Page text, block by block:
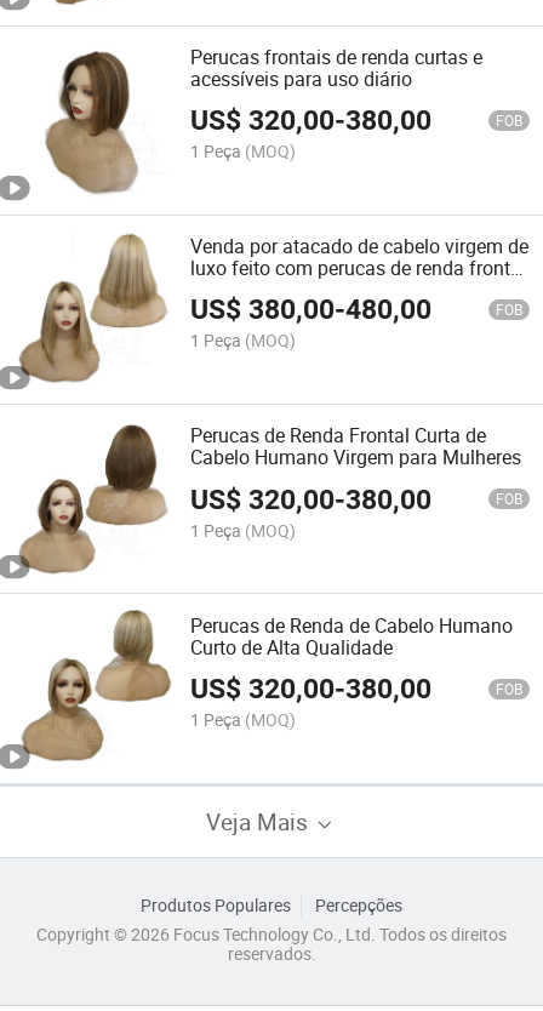
Perucas frontais de renda curtas e
acessíveis para uso diário
US$320,00-380,00 FOB
1 Peça (MOQ)
Venda por atacado de cabelo virgem de
luxo feito com perucas de renda frontal
sem cola de silicone
US$380,00-480,00 FOB
1 Peça (MOQ)
Perucas de Renda Frontal Curta de
Cabelo Humano Virgem para Mulheres
US$320,00-380,00 FOB
1 Peça (MOQ)
Perucas de Renda de Cabelo Humano
Curto de Alta Qualidade
US$320,00-380,00 FOB
1 Peça (MOQ)
Veja Mais
Produtos Populares
Percepções
Copyright © 2026 Focus Technology Co., Ltd. Todos os direitos
reservados.